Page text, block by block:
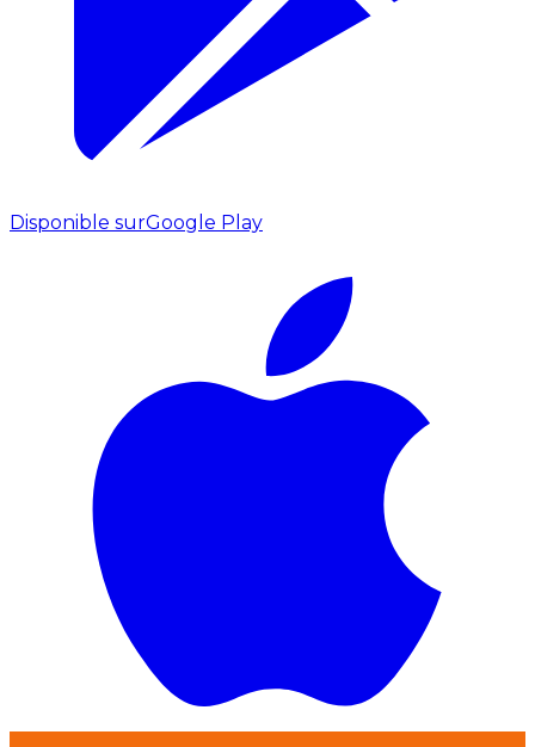
Disponible surGoogle Play